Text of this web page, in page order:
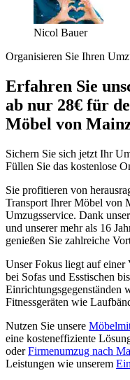
Nicol Bauer
Organisieren Sie Ihren
Erfahren Sie
ab nur 28€ für
Möbel von
Sichern Sie sich jetzt Ihr
Füllen Sie das kostenlose
Sie profitieren von
Transport Ihrer Möbel von
Umzugsservice. Dank
und unserer mehr als 16
genießen Sie zahlreiche
Unser Fokus liegt auf einer
bei Sofas und Esstischen
Einrichtungsgegenständen
Fitnessgeräten wie
Nutzen Sie unsere
eine kosteneffiziente
oderFirmenumzug nach
Leistungen wie unserem